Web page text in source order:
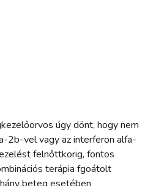
úgy dönt, hogy nem
2b-vel vagy az interferon alfa-
felnőttkorig, fontos
terápia fgoátolt